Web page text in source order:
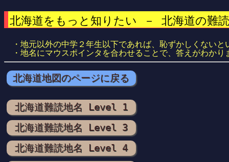
北海道をもっと知りたい － 北海道の難
・地元以外の中学２年生以下であれば、恥ずかしくないと
・地名にマウスポインタを合わせることで、答えがわかり
北海道地図のページに戻る
北海道難読地名 Level 1
北海道難読地名 Level 3
北海道難読地名 Level 4